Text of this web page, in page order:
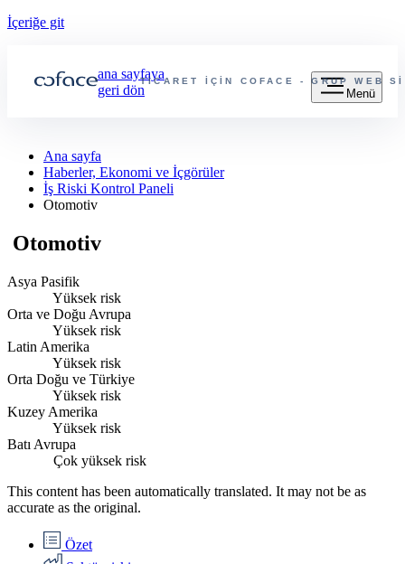
İçeriğe git
TICARET IÇIN COFACE - GRUP WEB
ana sayfaya
geri dön
Menü
Ana sayfa
Haberler, Ekonomi ve İçgörüler
İş Riski Kontrol Paneli
Otomotiv
Otomotiv
Asya Pasifik
Yüksek risk
Orta ve Doğu Avrupa
Yüksek risk
Latin Amerika
Yüksek risk
Orta Doğu ve Türkiye
Yüksek risk
Kuzey Amerika
Yüksek risk
Batı Avrupa
Çok yüksek risk
This content has been automatically translated. It may not be as
accurate as the original.
Özet